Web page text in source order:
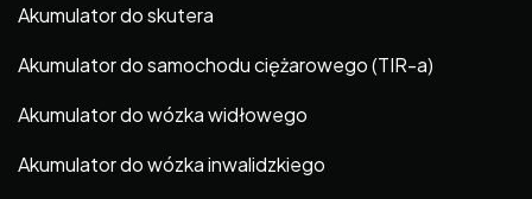
Akumulator do skutera
Akumulator do samochodu ciężarowego (TIR-a)
Akumulator do wózka widłowego
Akumulator do wózka inwalidzkiego